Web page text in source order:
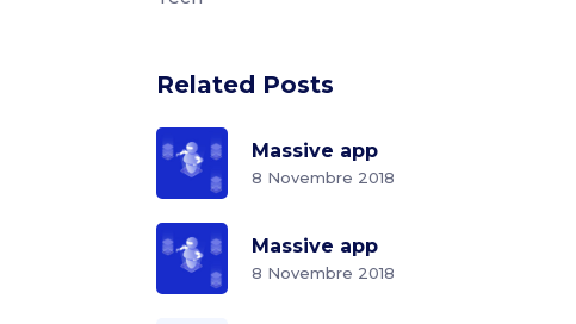
Related Posts
Massive app
8 Novembre 2018
Massive app
8 Novembre 2018